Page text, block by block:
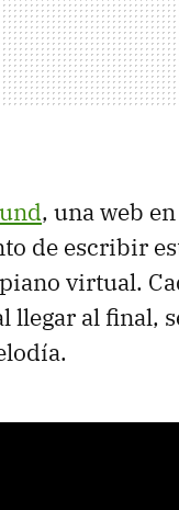
, una web
de escribir
virtual.
llegar al final,